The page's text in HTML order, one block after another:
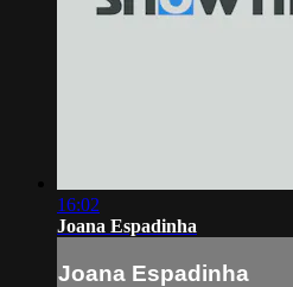
16:02
Joana Espadinha
Joana Espadinha